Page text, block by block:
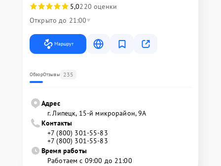
5,0220 оценки
Открыто до 21:00
Маршрут
ОбзорОтзывы 235
Адрес
г. Липецк, 15-й микрорайон, 9А
Контакты
+7 (800) 301-55-83
+7 (800) 301-55-83
Время работы
Работаем с 09:00 до 21:00